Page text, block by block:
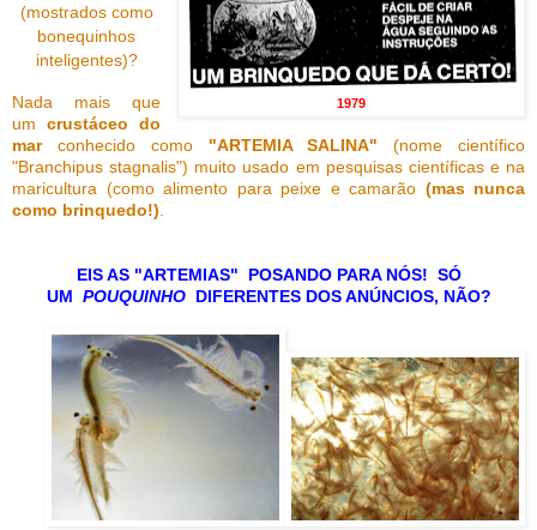
1979
(mostrados como
bonequinhos
inteligentes)?
Nada mais que
umcrustáceo do
marconhecido como "ARTEMIA SALINA" (nome científico
"Branchipus stagnalis") muito usado em pesquisas científicas e na
maricultura (como alimento para peixe e camarão (mas nunca
como brinquedo!)
EIS AS "ARTEMIAS" POSANDO PARA NÓS! SÓ
UM POUQUINHO DIFERENTES DOS ANÚNCIOS, NÃO?